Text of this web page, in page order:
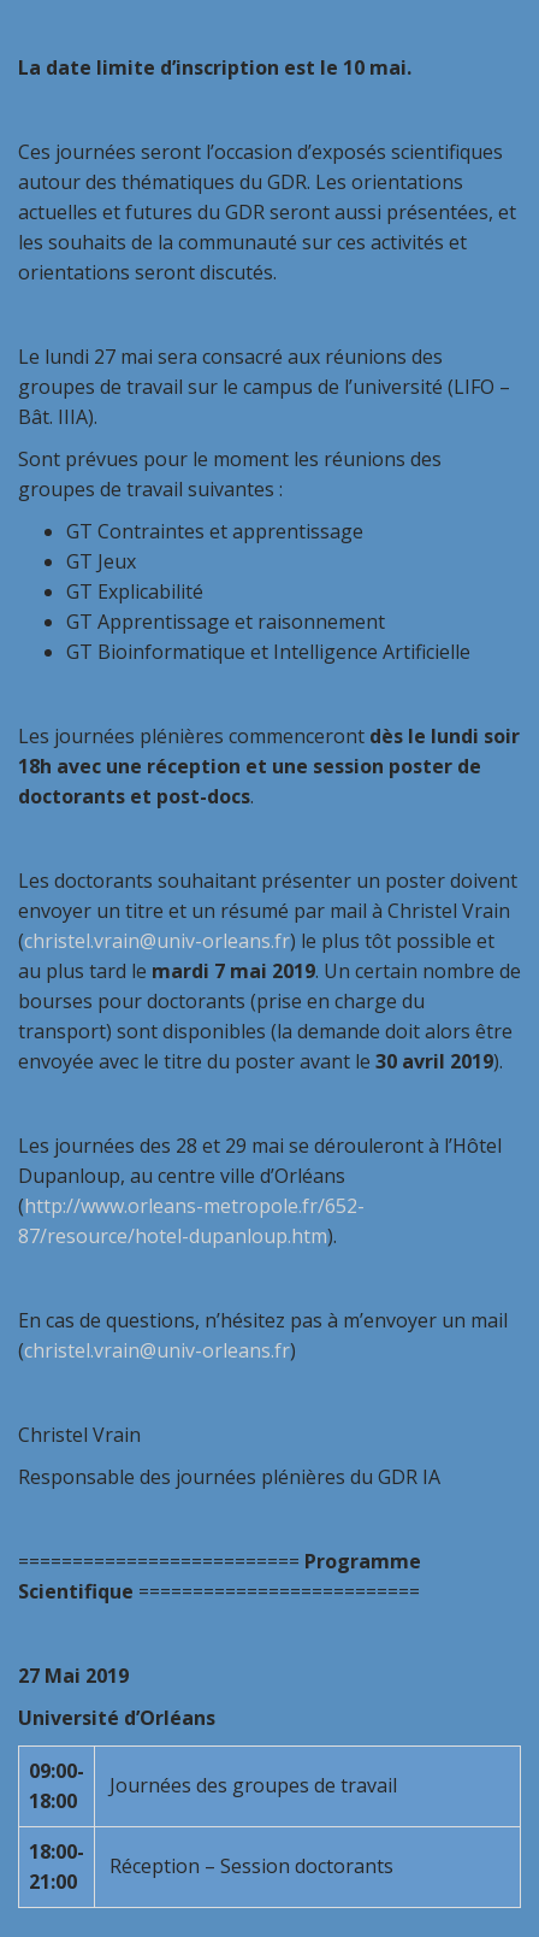
La date limite d’inscription est le 10 mai.
Ces journées seront l’occasion d’exposés scientifiques
autour des thématiques du GDR. Les orientations
actuelles et futures du GDR seront aussi présentées, et
les souhaits de la communauté sur ces activités et
orientations seront discutés.
Le lundi 27 mai sera consacré aux réunions des
groupes de travail sur le campus de l’université (LIFO –
Bât. IIIA).
Sont prévues pour le moment les réunions des
groupes de travail suivantes :
GT Contraintes et apprentissage
GT Jeux
GT Explicabilité
GT Apprentissage et raisonnement
GT Bioinformatique et Intelligence Artificielle
Les journées plénières commenceront dès le lundi soir
18h avec une réception et une session poster de
doctorants et post-docs.
Les doctorants souhaitant présenter un poster doivent
envoyer un titre et un résumé par mail à Christel Vrain
(christel.vrain@univ-orleans.fr) le plus tôt possible et
au plus tard le mardi 7 mai 2019. Un certain nombre de
bourses pour doctorants (prise en charge du
transport) sont disponibles (la demande doit alors être
envoyée avec le titre du poster avant le 30 avril 2019).
Les journées des 28 et 29 mai se dérouleront à l’Hôtel
Dupanloup, au centre ville d’Orléans
(http://www.orleans-metropole.fr/652-
87/resource/hotel-dupanloup.htm).
En cas de questions, n’hésitez pas à m’envoyer un mail
(christel.vrain@univ-orleans.fr)
Christel Vrain
Responsable des journées plénières du GDR IA
========================== Programme
Scientifique ==========================
27 Mai 2019
Université d’Orléans
09:00-
18:00
Journées des groupes de travail
18:00-
21:00
Réception – Session doctorants